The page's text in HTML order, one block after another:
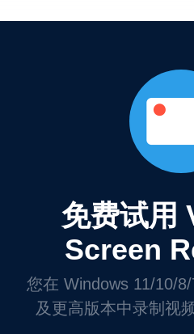
免费试用
Screen
您在 Windows 11/10/
及更高版本中录制视